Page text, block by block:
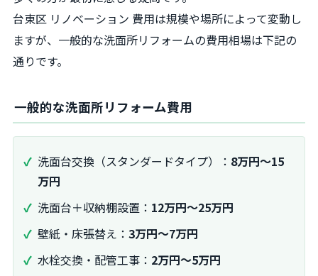
台東区 リノベーション 費用は規模や場所によって変動し
ますが、一般的な洗面所リフォームの費用相場は下記の
通りです。
一般的な洗面所リフォーム費用
洗面台交換（スタンダードタイプ）： 8万円～15
万円
洗面台＋収納棚設置： 12万円～25万円
壁紙・床張替え： 3万円～7万円
水栓交換・配管工事： 2万円～5万円